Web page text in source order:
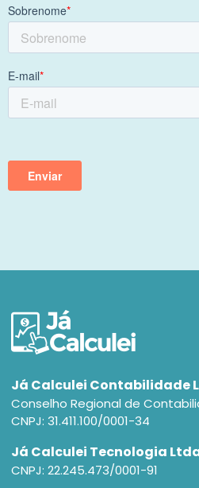
Já Calculei Contabilidade
Conselho Regional de
CNPJ: 31.411.100/0001-34
Já Calculei Tecnologia
CNPJ: 22.245.473/0001-91